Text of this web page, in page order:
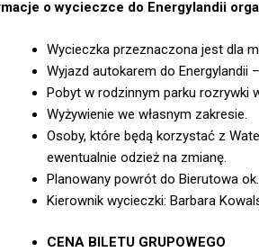
o wycieczce do Energylandii
Wycieczka przeznaczona jest dla
Wyjazd autokarem do Energylandii
Pobyt w rodzinnym parku rozrywki
Wyżywienie we własnym zakresie.
Osoby, które będą korzystać z
ewentualnie odzież na zmianę.
Planowany powrót do Bierutowa
Kierownik wycieczki: Barbara
CENA BILETU GRUPOWEGO